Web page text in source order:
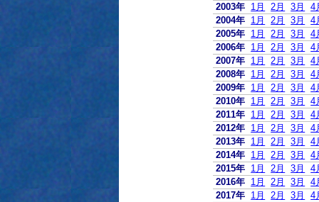
2003年 1月 2月 3月
4
2004年 1月 2月 3月
4
2005年 1月 2月 3月
4
2006年 1月 2月 3月
4
2007年 1月 2月 3月
4
2008年 1月 2月 3月
4
2009年 1月 2月 3月
4
2010年 1月 2月 3月
4
2011年 1月 2月 3月
4
2012年 1月 2月 3月
4
2013年 1月 2月 3月
4
2014年 1月 2月 3月
4
2015年 1月 2月 3月
4
2016年 1月 2月 3月
4
2017年 1月 2月 3月
4